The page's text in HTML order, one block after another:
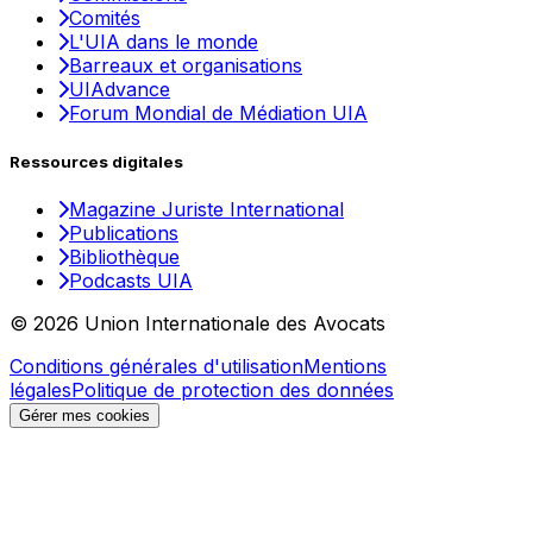
Comités
L'UIA dans le monde
Barreaux et organisations
UIAdvance
Forum Mondial de Médiation UIA
Ressources digitales
Magazine Juriste International
Publications
Bibliothèque
Podcasts UIA
© 2026 Union Internationale des Avocats
Conditions générales d'utilisationMentions
légalesPolitique de protection des données
Gérer mes cookies